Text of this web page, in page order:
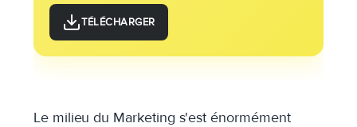
TÉLÉCHARGER
Le milieu du Marketing s'est énormément